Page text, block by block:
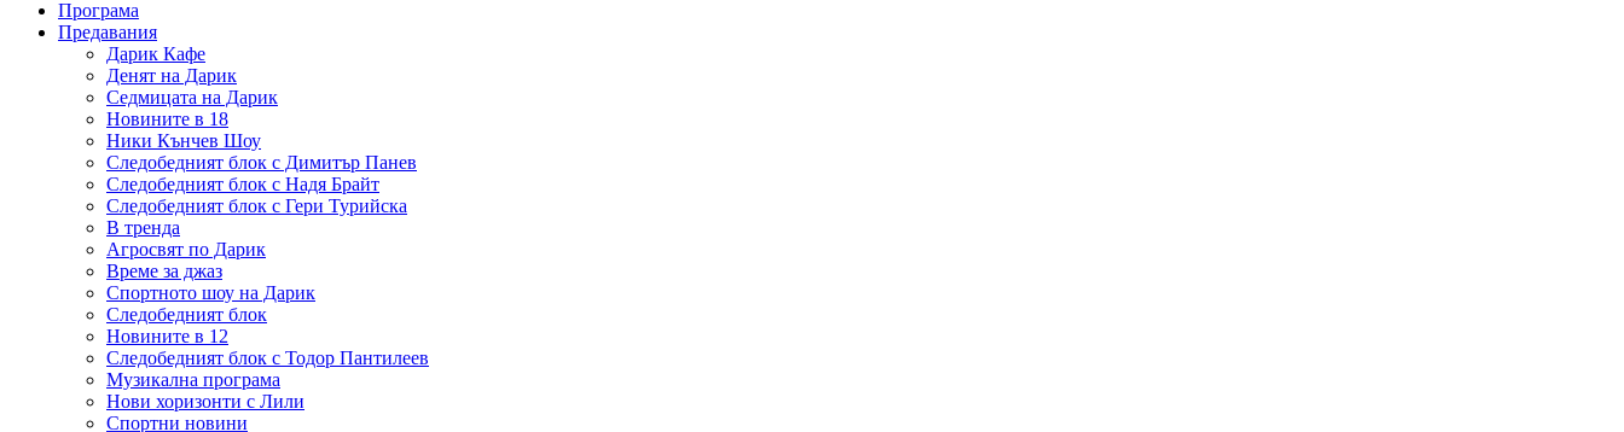
Програма
Предавания
Дарик Кафе
Денят на Дарик
Седмицата на Дарик
Новините в 18
Ники Кънчев Шоу
Следобедният блок с Димитър Панев
Следобедният блок с Надя Брайт
Следобедният блок с Гери Турийска
В тренда
Агросвят по Дарик
Време за джаз
Спортното шоу на Дарик
Следобедният блок
Новините в 12
Следобедният блок с Тодор Пантилеев
Музикална програма
Нови хоризонти с Лили
Спортни новини